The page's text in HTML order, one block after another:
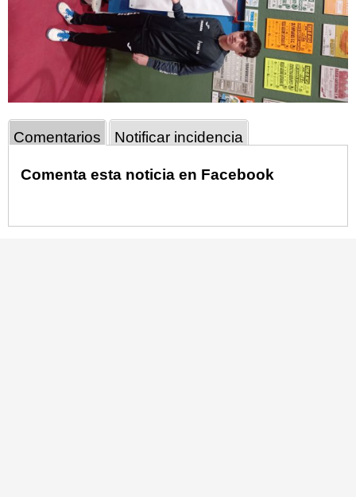
Comentarios Notificar incidencia
Comenta esta noticia en Facebook